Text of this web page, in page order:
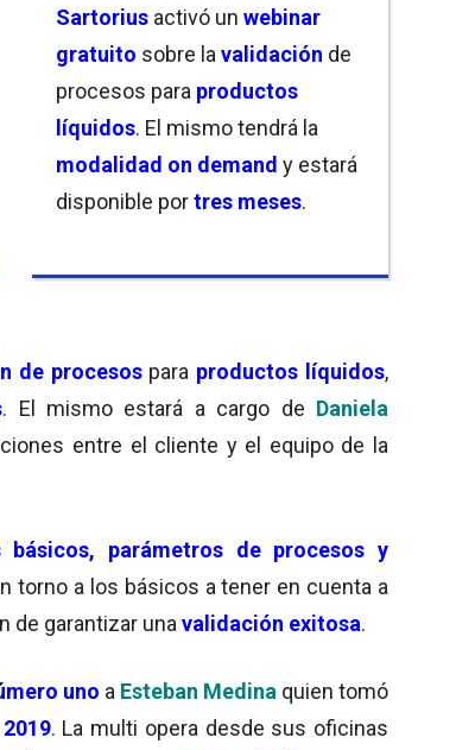
Sartorius activó un webinar
gratuito sobre la validación de
procesos para productos
líquidos. El mismo tendrá la
modalidad on demand y estará
disponible portres meses.
de procesospara productos líquidos,
. El mismo estará a cargo de Daniela
entre el cliente y el equipo de la
básicos, parámetros de procesos y
torno a los básicos a tener en cuenta a
de garantizar una validación exitosa.
uno a Esteban Medina quien tomó
2019. La multi opera desde sus oficinas